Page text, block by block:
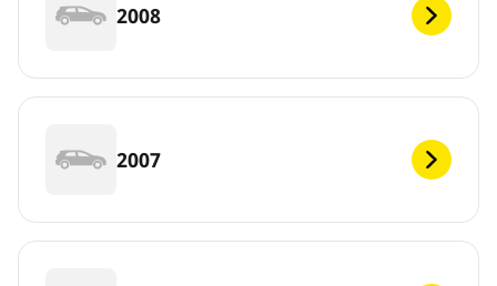
2008
2007